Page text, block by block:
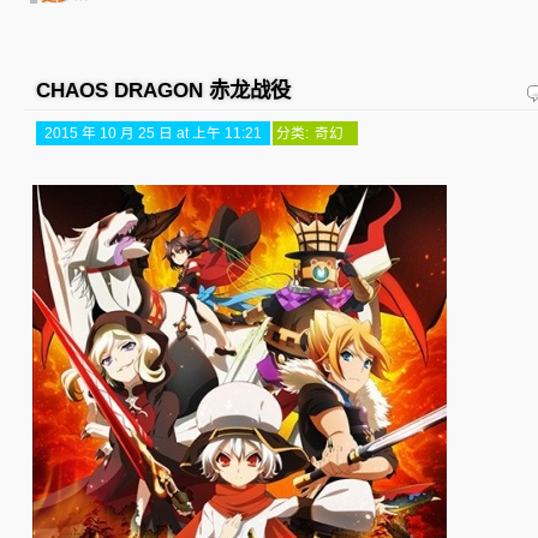
CHAOS DRAGON 赤龙战役
2015 年 10 月 25 日 at 上午 11:21 分类: 奇幻